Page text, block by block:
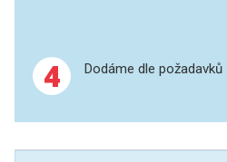
TLAKOVÉ AUTOKLÁVY
TAVENÍ
4 Dodáme dle požadavků